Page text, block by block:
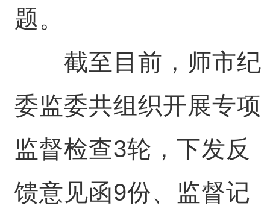
题。
截至目前，师市纪
委监委共组织开展专项
监督检查3轮，下发反
馈意见函9份、监督记